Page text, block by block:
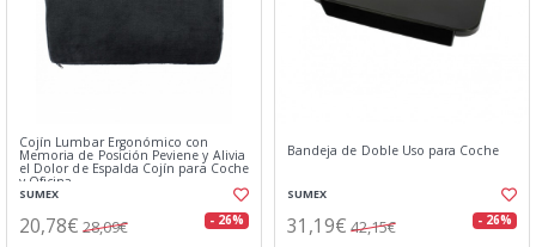
Cojín Lumbar Ergonómico con
Memoria de Posición Peviene y Alivia
el Dolor de Espalda Cojín para Coche
y Oficina
SUMEX
20,78€ 28,09€ - 26%
Bandeja de Doble Uso para Coche
SUMEX
31,19€ 42,15€ - 26%